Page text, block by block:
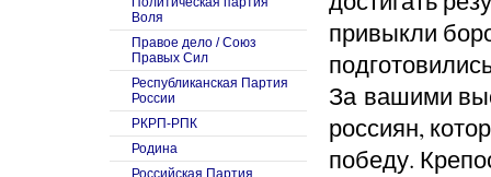
привыкли
За вашими
россиян,
победу.
Воля
Правое дело / Союз
Правых Сил
Республиканская Партия
России
РКРП-РПК
Родина
Российская Партия